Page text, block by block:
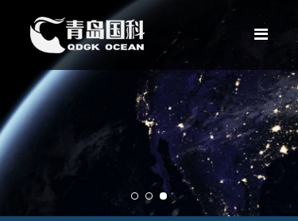
网站
产品
租赁
新闻
关